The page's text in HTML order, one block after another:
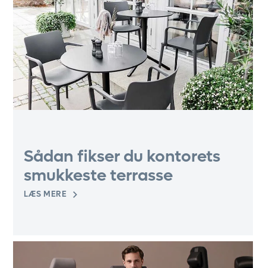
Sådan fikser du kontorets
smukkeste terrasse
LÆS MERE